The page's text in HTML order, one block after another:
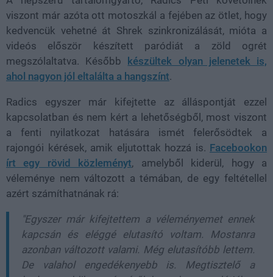
viszont már azóta ott motoszkál a fejében az ötlet, hogy
kedvencük vehetné át Shrek szinkronizálását, mióta a
videós először készített paródiát a zöld ogrét
megszólaltatva. Később készültek olyan jelenetek is,
ahol nagyon jól eltalálta a hangszínt.
Radics egyszer már kifejtette az álláspontját ezzel
kapcsolatban és nem kért a lehetőségből, most viszont
a fenti nyilatkozat hatására ismét felerősödtek a
rajongói kérések, amik eljutottak hozzá is. Facebookon
írt egy rövid közleményt, amelyből kiderül, hogy a
véleménye nem változott a témában, de egy feltétellel
azért számíthatnának rá:
"Egyszer már kifejtettem a véleményemet ennek
kapcsán és eléggé elutasító voltam. Mostanra
azonban változott valami. Még elutasítóbb lettem.
De valahol engedékenyebb is. Megtisztelő a